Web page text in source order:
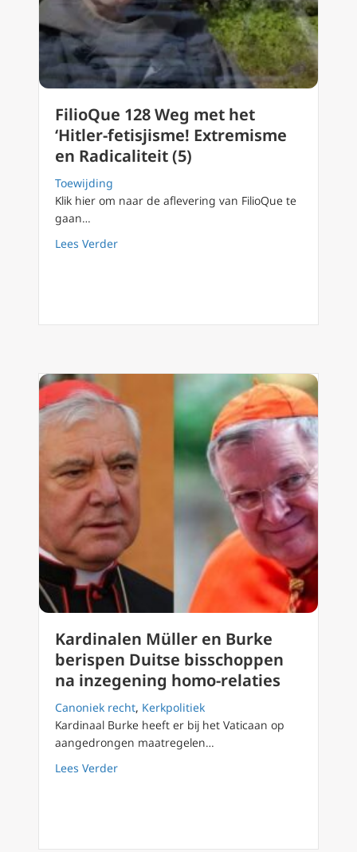
FilioQue 128 Weg met het
‘Hitler-fetisjisme! Extremisme
en Radicaliteit (5)
Toewijding
Klik hier om naar de aflevering van FilioQue te
gaan…
Lees Verderabout FilioQue 128 Weg met het ‘Hitler-
Kardinalen Müller en Burke
berispen Duitse bisschoppen
na inzegening homo-relaties
Canoniek recht, Kerkpolitiek
Kardinaal Burke heeft er bij het Vaticaan op
aangedrongen maatregelen…
Lees Verderabout Kardinalen Müller en Burke